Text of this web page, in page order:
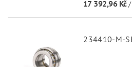
17 392,96 Kč
234410-M-